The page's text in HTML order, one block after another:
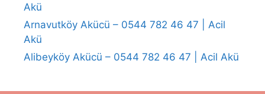
Akü
Arnavutköy Akücü – 0544 782 46 47 | Acil
Akü
Alibeyköy Akücü – 0544 782 46 47 | Acil Akü